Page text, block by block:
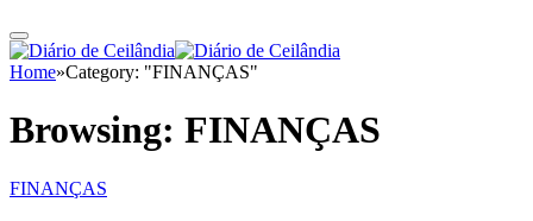
Home»Category: "FINANÇAS"
Browsing: FINANÇAS
FINANÇAS